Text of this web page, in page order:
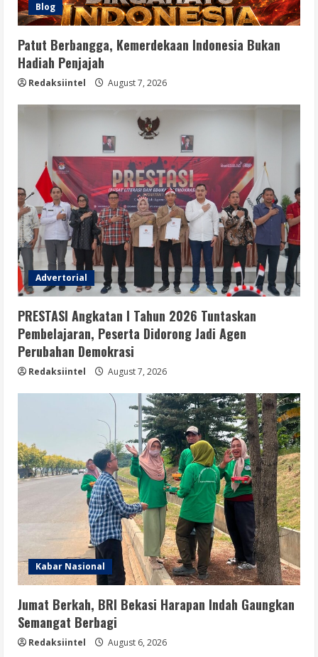
Blog
Patut Berbangga, Kemerdekaan Indonesia Bukan
Hadiah Penjajah
Redaksiintel August 7, 2026
Advertorial
PRESTASI Angkatan I Tahun 2026 Tuntaskan
Pembelajaran, Peserta Didorong Jadi Agen
Perubahan Demokrasi
Redaksiintel August 7, 2026
Kabar Nasional
Jumat Berkah, BRI Bekasi Harapan Indah Gaungkan
Semangat Berbagi
Redaksiintel August 6, 2026